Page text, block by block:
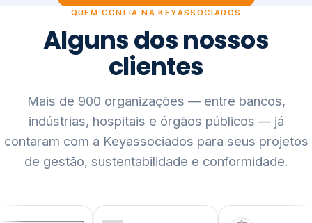
QUEM CONFIA NA KEYASSOCIADOS
Alguns dos nossos
clientes
Mais de 900 organizações — entre bancos,
indústrias, hospitais e órgãos públicos — já
contaram com a Keyassociados para seus projetos
de gestão, sustentabilidade e conformidade.